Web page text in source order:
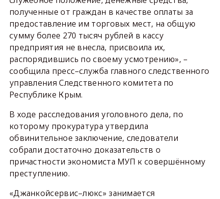
полученные от граждан в качестве оплаты за
предоставление им торговых мест, на общую
сумму более 270 тысяч рублей в кассу
предприятия не внесла, присвоила их,
распорядившись по своему усмотрению», –
сообщила пресс–служба главного следственного
управления Следственного комитета по
Республике Крым.
В ходе расследования уголовного дела, по
которому прокуратура утвердила
обвинительное заключение, следователи
собрали достаточно доказательств о
причастности экономиста МУП к совершённому
преступлению.
«Джанкойсервис–люкс» занимается